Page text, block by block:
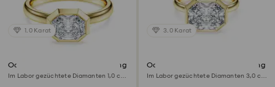
1.0 Karat
Octagon Ring mit Kesselfassung
Im Labor gezüchtete Diamanten 1,0 ct
3.0 Karat
Octagon Ring mit Kesselfassung
Im Labor gezüchtete Diamanten 3,0 ct